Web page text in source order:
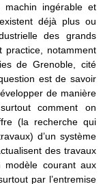
machin ingérable et
déjà plus ou
des grands
practice, notamment
de Grenoble, cité
est de savoir
de manière
comment on
(la recherche qui
d’un système
des travaux
courant aux
par l’entremise